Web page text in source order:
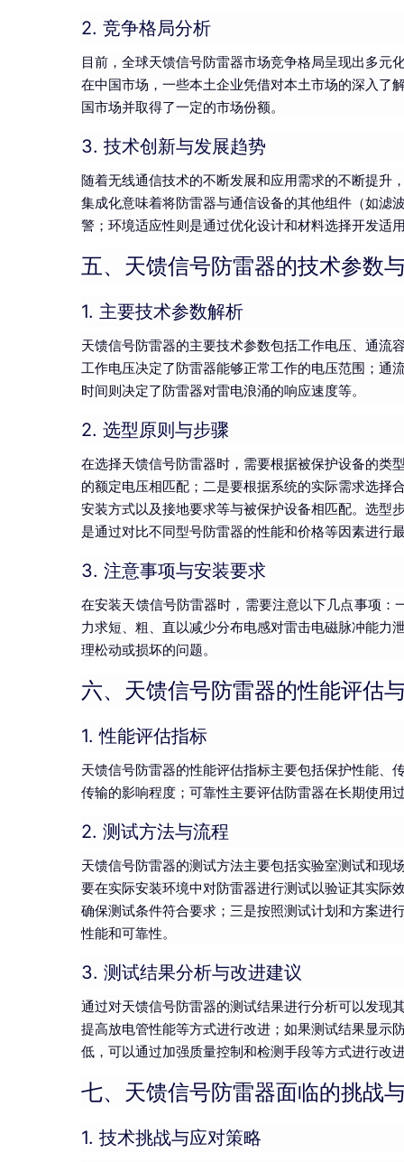
2. 竞争格局分析
目前，全球天馈信号防雷器市场竞争格局呈现出多元
在中国市场，一些本土企业凭借对本土市场的深入了
国市场并取得了一定的市场份额。
3. 技术创新与发展趋势
随着无线通信技术的不断发展和应用需求的不断提升
集成化意味着将防雷器与通信设备的其他组件（如滤
警；环境适应性则是通过优化设计和材料选择开发适
五、天馈信号防雷器的技术参数
1. 主要技术参数解析
天馈信号防雷器的主要技术参数包括工作电压、通流
工作电压决定了防雷器能够正常工作的电压范围；通
时间则决定了防雷器对雷电浪涌的响应速度等。
2. 选型原则与步骤
在选择天馈信号防雷器时，需要根据被保护设备的类
的额定电压相匹配；二是要根据系统的实际需求选择
安装方式以及接地要求等与被保护设备相匹配。选型
是通过对比不同型号防雷器的性能和价格等因素进行
3. 注意事项与安装要求
在安装天馈信号防雷器时，需要注意以下几点事项
力求短、粗、直以减少分布电感对雷击电磁脉冲能力
理松动或损坏的问题。
六、天馈信号防雷器的性能评估
1. 性能评估指标
天馈信号防雷器的性能评估指标主要包括保护性能、
传输的影响程度；可靠性主要评估防雷器在长期使用
2. 测试方法与流程
天馈信号防雷器的测试方法主要包括实验室测试和现
要在实际安装环境中对防雷器进行测试以验证其实际
确保测试条件符合要求；三是按照测试计划和方案进
性能和可靠性。
3. 测试结果分析与改进建议
通过对天馈信号防雷器的测试结果进行分析可以发现
提高放电管性能等方式进行改进；如果测试结果显示
低，可以通过加强质量控制和检测手段等方式进行改
七、天馈信号防雷器面临的挑战
1. 技术挑战与应对策略